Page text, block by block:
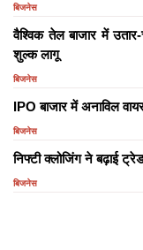
बिजनेस
वैश्विक तेल बाजार में
शुल्क लागू
बिजनेस
IPO बाजार में अनाविल
बिजनेस
निफ्टी क्लोजिंग ने बढ़ाई
बिजनेस